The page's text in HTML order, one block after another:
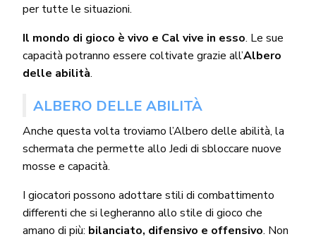
per tutte le situazioni.
Il mondo di gioco è vivo e Cal vive in esso. Le sue
capacità potranno essere coltivate grazie all’Albero
delle abilità.
ALBERO DELLE ABILITÀ
Anche questa volta troviamo l’Albero delle abilità, la
schermata che permette allo Jedi di sbloccare nuove
mosse e capacità.
I giocatori possono adottare stili di combattimento
differenti che si legheranno allo stile di gioco che
amano di più: bilanciato, difensivo e offensivo. Non